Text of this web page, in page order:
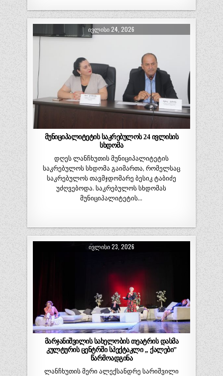
ᲘᲕᲚᲘᲡᲘ 24, 2026
მუნიციპალიტეტის საკრებულოს 24 ივლისის
სხდომა
დღეს ლანჩხუთის მუნიციპალიტეტის
საკრებულოს სხდომა გაიმართა, რომელსაც
საკრებულოს თავმჯდომარე ბესიკ ტაბიძე
უძღვებოდა. საკრებულოს სხდომას
მუნიციპალიტეტის…
ᲘᲕᲚᲘᲡᲘ 23, 2026
მარჯანიშვილის სახელობის თეატრის დასმა
კულტურის ცენტრში სპექტაკლი ,, ქალები”
წარმოადგინა
ლანჩხუთის მერი ალექსანდრე სარიშვილი